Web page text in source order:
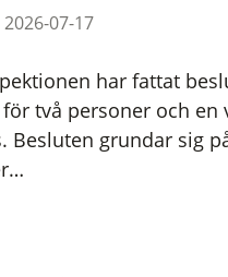
07-17
har fattat
två personer och en
Besluten grundar sig